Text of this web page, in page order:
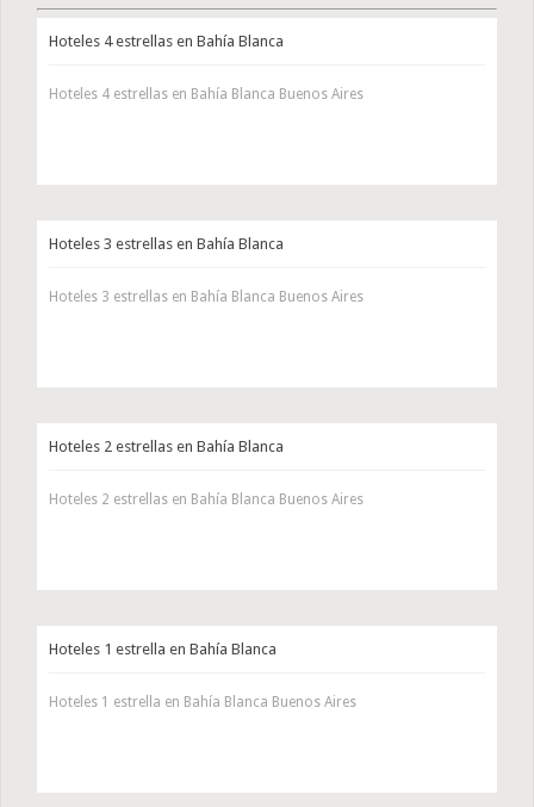
Hoteles 4 estrellas en Bahía Blanca
Hoteles 4 estrellas en Bahía Blanca Buenos Aires
Hoteles 3 estrellas en Bahía Blanca
Hoteles 3 estrellas en Bahía Blanca Buenos Aires
Hoteles 2 estrellas en Bahía Blanca
Hoteles 2 estrellas en Bahía Blanca Buenos Aires
Hoteles 1 estrella en Bahía Blanca
Hoteles 1 estrella en Bahía Blanca Buenos Aires